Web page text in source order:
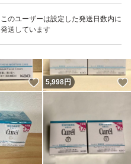
このユーザーは設定した発送日数内に
発送しています
いいね！
5,998円